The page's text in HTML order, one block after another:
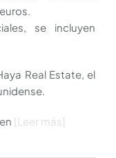
se incluyen
Real Estate, el
[Leer más]